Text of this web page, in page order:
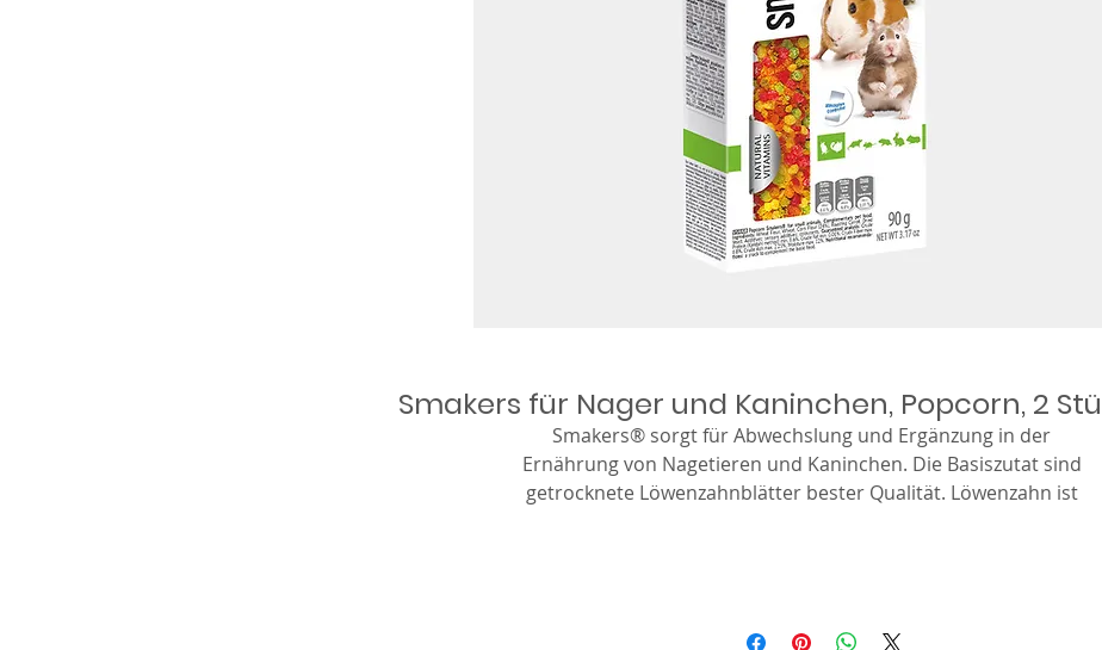
Smakers für Nager und Kaninchen, Popcorn, 2
Smakers® sorgt für Abwechslung und Ergänzung in der
Ernährung von Nagetieren und Kaninchen. Die Basiszutat sind
getrocknete Löwenzahnblätter bester Qualität. Löwenzahn ist
auch harntreibende Eigenschaften und wirkt daher entgiftend